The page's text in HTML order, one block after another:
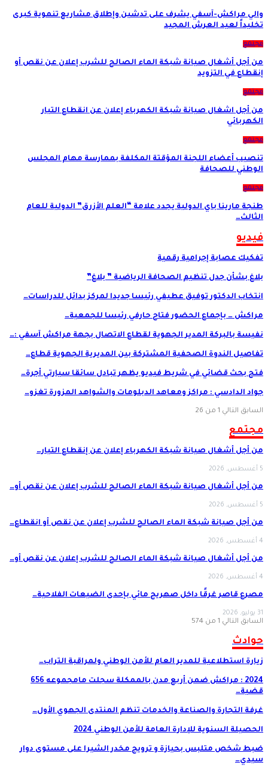
والي مراكش-آسفي يشرف على تدشين وإطلاق مشاريع تنموية كبرى
تخليداً لعيد العرش المجيد
مجتمع
من أجل أشغال صيانة شبكة الماء الصالح للشرب إعلان عن نقص أو
إنقطاع في التزويد
مجتمع
من أجل اشغال صيانة شبكة الكهرباء إعلان عن انقطاع التيار
الكهربائي
مجتمع
تنصيب أعضاء اللجنة المؤقتة المكلفة بممارسة مهام المجلس
الوطني للصحافة
مجتمع
طنجة مارينا باي الدولية يجدد علامة “العلم الأزرق” الدولية للعام
الثالث…
فيديو
تفكيك عصابة إجرامية رقمية
بلاغ بشأن جدل تنظيم الصحافة الرياضية ” بلاغ”
انتخاب الدكتور توفيق عطيفي رئيسا جديدا لمركز بدائل للدراسات…
مراكش … بإجماع الحضور فتاح حارفي رئيسا للجمعية…
نفيسة بالبركة المدير الجهوية لقطاع الاتصال بجهة مراكش آسفي :…
تفاصيل الندوة الصحفية المشتركة بين المديرية الجهوية قطاع…
فتح بحث قضائي في شريط فيديو يظهر تبادل سائقا سيارتي أجرة…
جواد الدادسي : مراكز ومعاهد الدبلومات والشواهد المزورة تغزو…
السابق التالي 1 من 26
مجتمع
من أجل أشغال صيانة شبكة الكهرباء إعلان عن إنقطاع التيار…
5 أغسطس, 2026
من أجل أشغال صيانة شبكة الماء الصالح للشرب إعلان عن نقص أو…
5 أغسطس, 2026
من أجل صيانة شبكة الماء الصالح للشرب إعلان عن نقص أو انقطاع…
4 أغسطس, 2026
من أجل أشغال صيانة شبكة الماء الصالح للشرب إعلان عن نقص أو…
4 أغسطس, 2026
مصرع قاصر غرقًا داخل صهريج مائي بإحدى الضيعات الفلاحية…
31 يوليو, 2026
السابق التالي 1 من 574
حوادث
زيارة استطلاعية للمدير العام للأمن الوطني ولمراقبة التراب…
2024 : مراكش ضمن أربع مدن بالممكلة سجلت مامجموعه 656
قضية…
غرفة التجارة والصناعة والخدمات تنظم المنتدى الجهوي الأول…
الحصيلة السنوية للإدارة العامة للأمن الوطني 2024
ضبط شخص متلبس بحيازة و ترويج مخدر الشيرا على مستوى دوار
سيدي…